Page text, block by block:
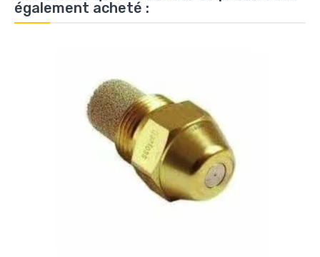
également acheté :